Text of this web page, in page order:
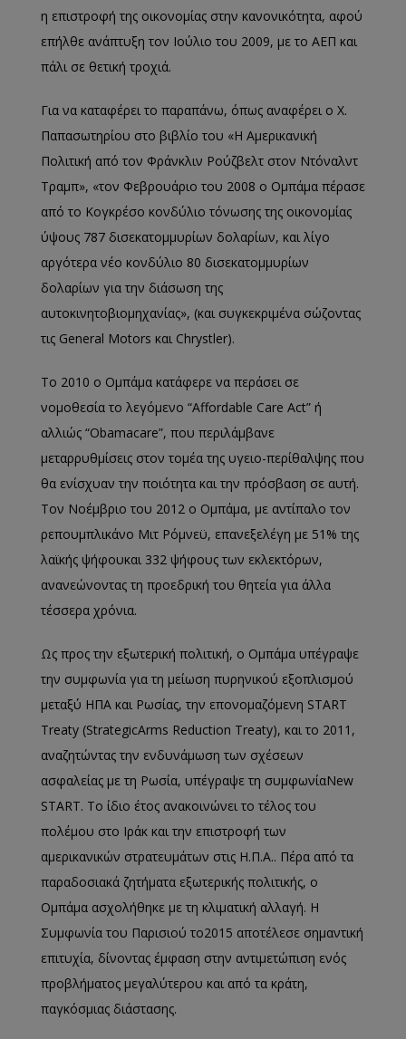
η επιστροφή της οικονομίας στην κανονικότητα, αφού
επήλθε ανάπτυξη τον Ιούλιο του 2009, με το ΑΕΠ και
πάλι σε θετική τροχιά.
Για να καταφέρει το παραπάνω, όπως αναφέρει ο Χ.
Παπασωτηρίου στο βιβλίο του «Η Αμερικανική
Πολιτική από τον Φράνκλιν Ρούζβελτ στον Ντόναλντ
Τραμπ», «τον Φεβρουάριο του 2008 ο Ομπάμα πέρασε
από το Κογκρέσο κονδύλιο τόνωσης της οικονομίας
ύψους 787 δισεκατομμυρίων δολαρίων, και λίγο
αργότερα νέο κονδύλιο 80 δισεκατομμυρίων
δολαρίων για την διάσωση της
αυτοκινητοβιομηχανίας», (και συγκεκριμένα σώζοντας
τις General Motors και Chrystler).
Το 2010 ο Ομπάμα κατάφερε να περάσει σε
νομοθεσία το λεγόμενο “Affordable Care Act” ή
αλλιώς “Obamacare”, που περιλάμβανε
μεταρρυθμίσεις στον τομέα της υγειο-περίθαλψης που
θα ενίσχυαν την ποιότητα και την πρόσβαση σε αυτή.
Τον Νοέμβριο του 2012 ο Ομπάμα, με αντίπαλο τον
ρεπουμπλικάνο Μιτ Ρόμνεϋ, επανεξελέγη με 51% της
λαϊκής ψήφουκαι 332 ψήφους των εκλεκτόρων,
ανανεώνοντας τη προεδρική του θητεία για άλλα
τέσσερα χρόνια.
Ως προς την εξωτερική πολιτική, ο Ομπάμα υπέγραψε
την συμφωνία για τη μείωση πυρηνικού εξοπλισμού
μεταξύ ΗΠΑ και Ρωσίας, την επονομαζόμενη START
Treaty (StrategicArms Reduction Treaty), και το 2011,
αναζητώντας την ενδυνάμωση των σχέσεων
ασφαλείας με τη Ρωσία, υπέγραψε τη συμφωνίαNew
START. Το ίδιο έτος ανακοινώνει το τέλος του
πολέμου στο Ιράκ και την επιστροφή των
αμερικανικών στρατευμάτων στις Η.Π.Α.. Πέρα από τα
παραδοσιακά ζητήματα εξωτερικής πολιτικής, ο
Ομπάμα ασχολήθηκε με τη κλιματική αλλαγή. Η
Συμφωνία του Παρισιού το2015 αποτέλεσε σημαντική
επιτυχία, δίνοντας έμφαση στην αντιμετώπιση ενός
προβλήματος μεγαλύτερου και από τα κράτη,
παγκόσμιας διάστασης.